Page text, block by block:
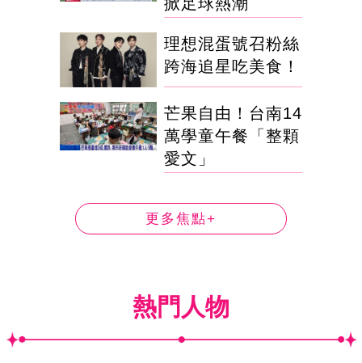
理想混蛋號召粉絲
跨海追星吃美食！
芒果自由！台南14
萬學童午餐「整顆
愛文」
更多焦點+
熱門人物